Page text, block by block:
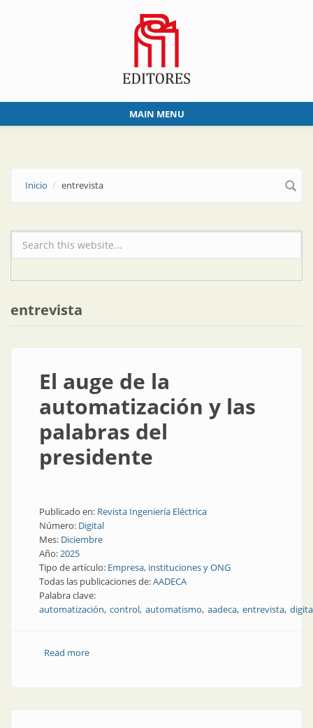
MAIN MENU
Inicio entrevista
Formulario de búsqueda
entrevista
El auge de la
automatización y las
palabras del
presidente
Publicado en: Revista Ingeniería Eléctrica
Número: Digital
Mes: Diciembre
Año:2025
Tipo de artículo: Empresa, instituciones y ONG
Todas las publicaciones de:AADECA
Palabra clave:
automatización control automatismo aadeca entrevista
Read moreabout El auge de la automatización y las palabras del